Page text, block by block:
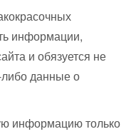
информации,
и обязуется не
либо данные о
информацию только